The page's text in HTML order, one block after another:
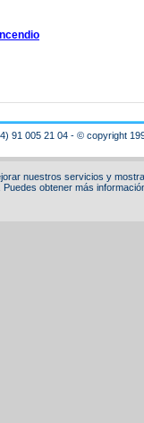
91 005 21 04 - © copyright
nuestros servicios y
obtener más